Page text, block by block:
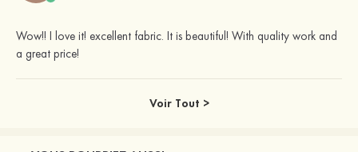
Wow!! I love it! excellent fabric. It is beautiful! With quality work and
a great price!
Voir Tout >